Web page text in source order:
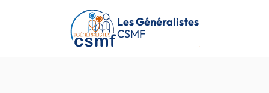
Passer au contenu principal
Les Généralistes
CSMF